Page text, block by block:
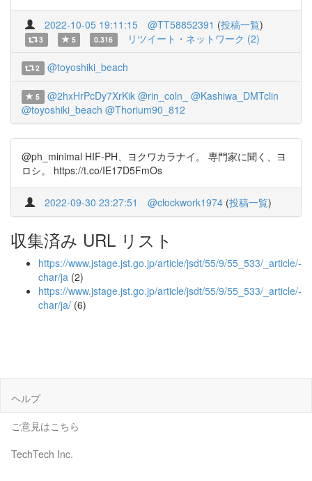
2022-10-05 19:11:15 @TT58852391 (投稿一覧)
3 5 0.316 リツイート・ネットワーク (2)
2 @toyoshiki_beach
5 @2hxHrPcDy7XrKik @rin_coln_
@Kashiwa_DMTclin
@toyoshiki_beach @Thorium90_812
@ph_minimal HIF-PH、ヨクワカラナイ。 専門家に聞く、ヨ
ロシ。 https://t.co/IE17D5FmOs
2022-09-30 23:27:51 @clockwork1974 (投稿一覧)
収集済み URL リスト
https://www.jstage.jst.go.jp/article/jsdt/55/9/55_533/_article/-
char/ja (2)
https://www.jstage.jst.go.jp/article/jsdt/55/9/55_533/_article/-
char/ja/ (6)
ヘルプ
ご意見はこちら
TechTech Inc.